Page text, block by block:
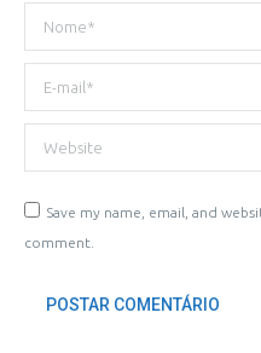
Nome *
E-mail *
Website
Save my name, email, and
comment.
POSTAR COMENTÁRIO